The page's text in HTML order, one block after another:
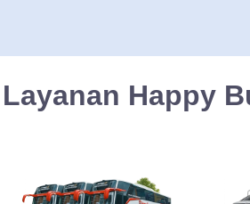
Layanan Happy